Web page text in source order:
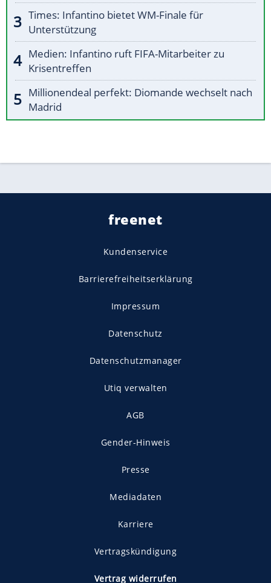
Times: Infantino bietet WM-Finale für
Unterstützung
Medien: Infantino ruft FIFA-Mitarbeiter zu
Krisentreffen
Millionendeal perfekt: Diomande wechselt nach
Madrid
freenet
Kundenservice
Barrierefreiheitserklärung
Impressum
Datenschutz
Datenschutzmanager
Utiq verwalten
AGB
Gender-Hinweis
Presse
Mediadaten
Karriere
Vertragskündigung
Vertrag widerrufen